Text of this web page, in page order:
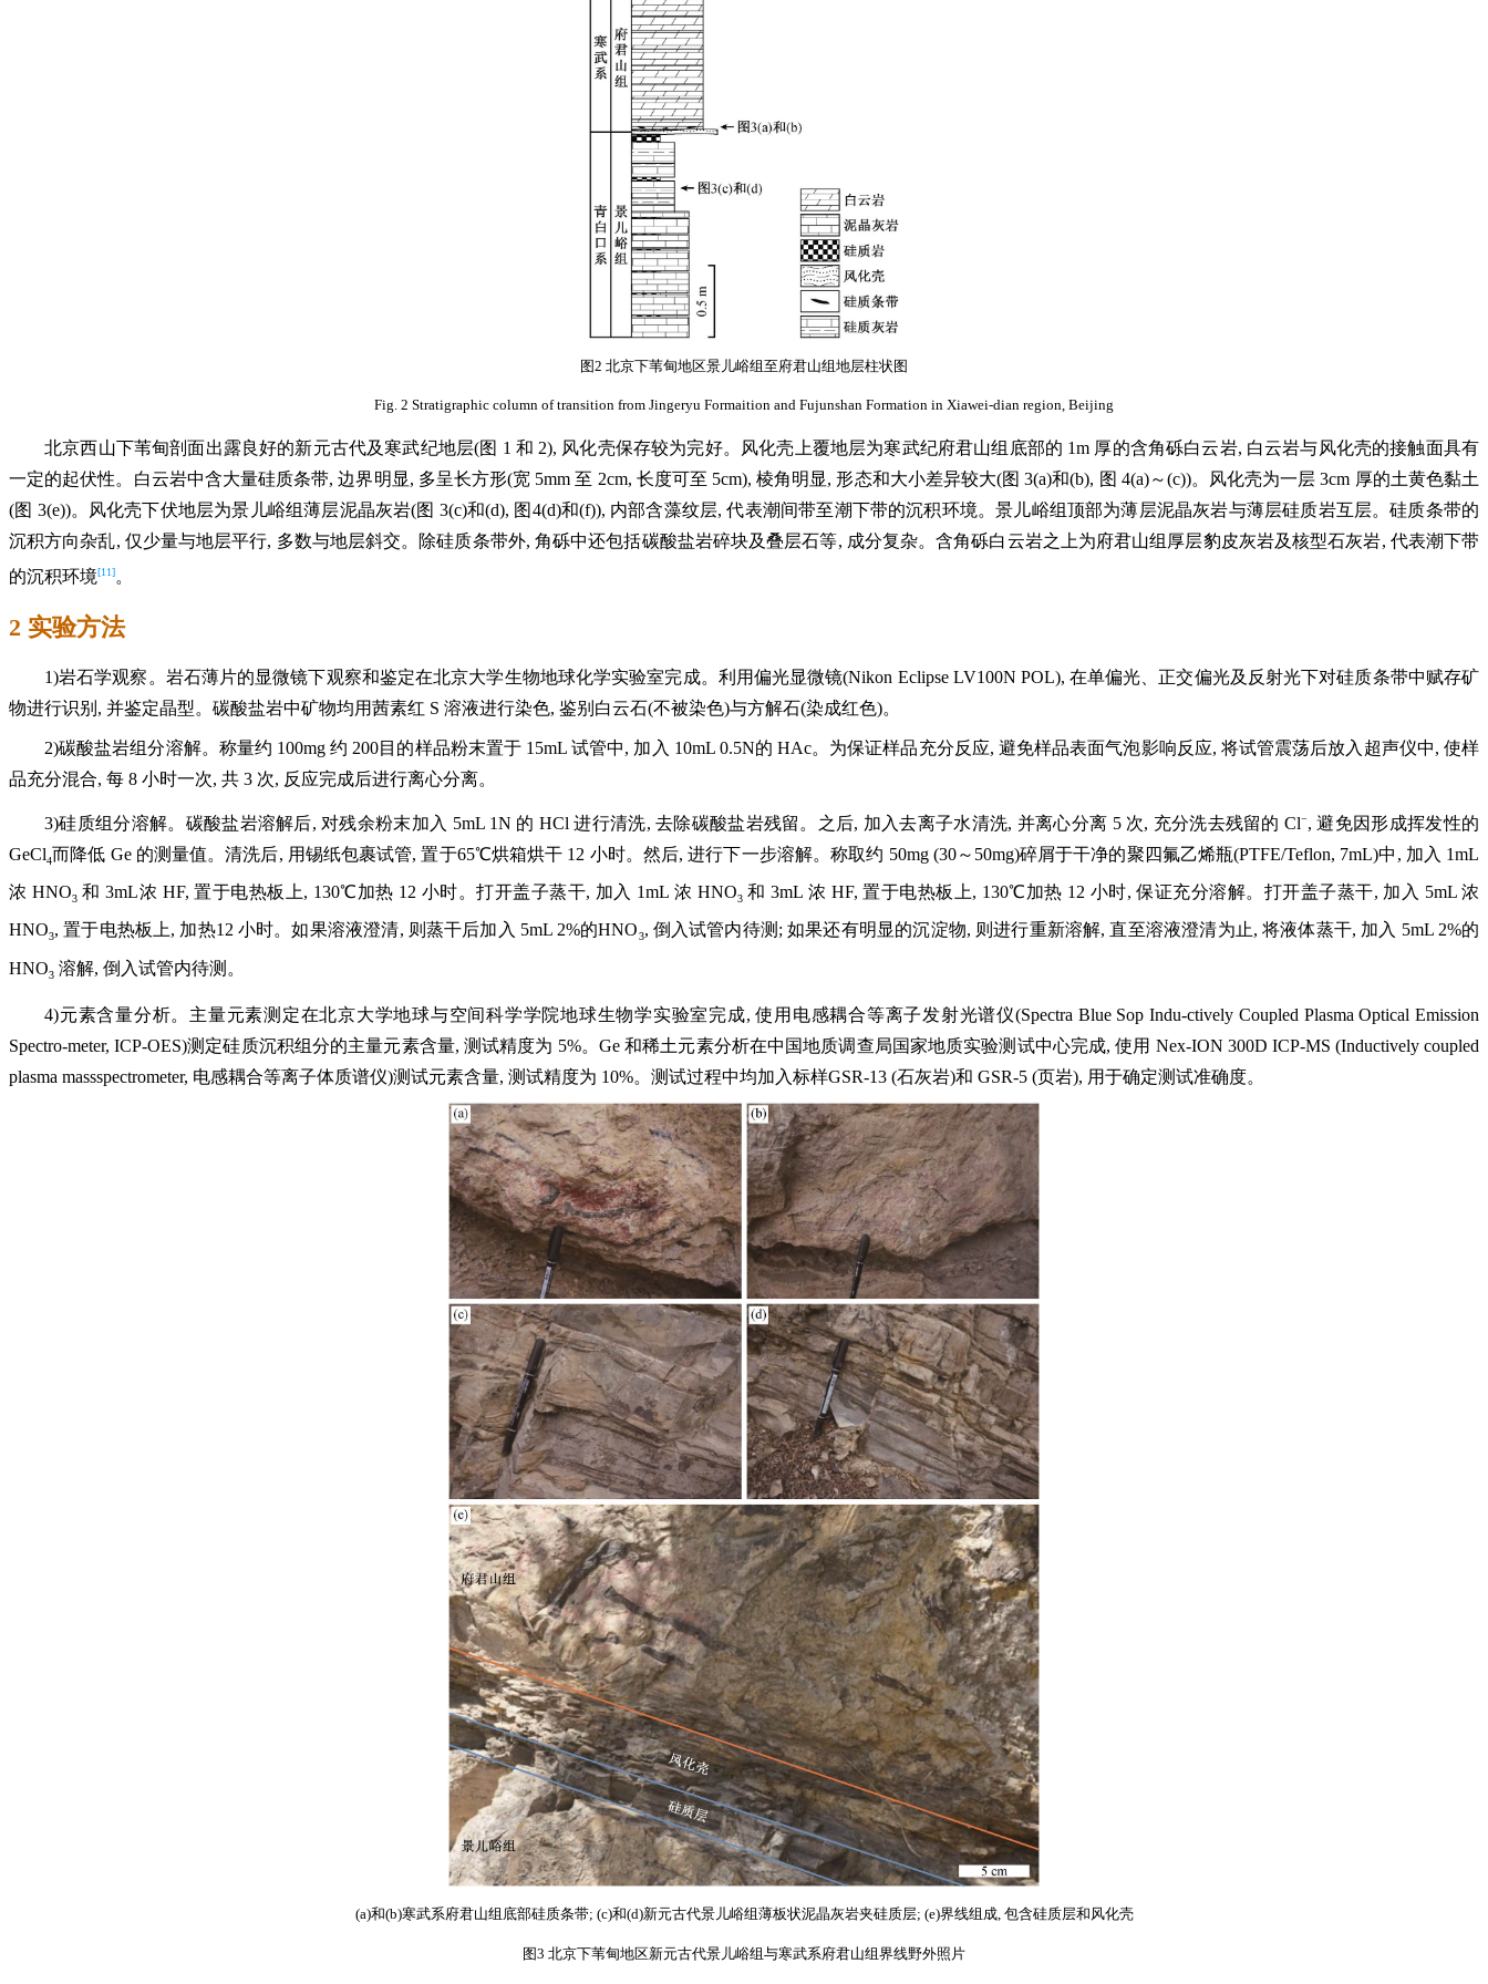
图2 北京下苇甸地区景儿峪组至府君山组地层柱状图
Fig. 2 Stratigraphic column of transition from Jingeryu Formaition and Fujunshan Formation in Xiawei-dian region, Beijing
北京西山下苇甸剖面出露良好的新元古代及寒武纪地层(图 1 和 2), 风化壳保存较为完好。风化壳上覆地层为寒武纪府君山组底部的 1m 厚的含角砾白云岩, 白云岩与风化壳的接触面具有
一定的起伏性。白云岩中含大量硅质条带, 边界明显, 多呈长方形(宽 5mm 至 2cm, 长度可至 5cm), 棱角明显, 形态和大小差异较大(图 3(a)和(b), 图 4(a)～(c))。风化壳为一层 3cm 厚的土黄色黏土
(图 3(e))。风化壳下伏地层为景儿峪组薄层泥晶灰岩(图 3(c)和(d), 图4(d)和(f)), 内部含藻纹层, 代表潮间带至潮下带的沉积环境。景儿峪组顶部为薄层泥晶灰岩与薄层硅质岩互层。硅质条带的
沉积方向杂乱, 仅少量与地层平行, 多数与地层斜交。除硅质条带外, 角砾中还包括碳酸盐岩碎块及叠层石等, 成分复杂。含角砾白云岩之上为府君山组厚层豹皮灰岩及核型石灰岩, 代表潮下带
的沉积环境[11]。
2 实验方法
1)岩石学观察。岩石薄片的显微镜下观察和鉴定在北京大学生物地球化学实验室完成。利用偏光显微镜(Nikon Eclipse LV100N POL), 在单偏光、正交偏光及反射光下对硅质条带中赋存矿
物进行识别, 并鉴定晶型。碳酸盐岩中矿物均用茜素红 S 溶液进行染色, 鉴别白云石(不被染色)与方解石(染成红色)。
2)碳酸盐岩组分溶解。称量约 100mg 约 200目的样品粉末置于 15mL 试管中, 加入 10mL 0.5N的 HAc。为保证样品充分反应, 避免样品表面气泡影响反应, 将试管震荡后放入超声仪中, 使样
品充分混合, 每 8 小时一次, 共 3 次, 反应完成后进行离心分离。
3)硅质组分溶解。碳酸盐岩溶解后, 对残余粉末加入 5mL 1N 的 HCl 进行清洗, 去除碳酸盐岩残留。之后, 加入去离子水清洗, 并离心分离 5 次, 充分洗去残留的 Cl−, 避免因形成挥发性的
GeCl4而降低 Ge 的测量值。清洗后, 用锡纸包裹试管, 置于65℃烘箱烘干 12 小时。然后, 进行下一步溶解。称取约 50mg (30～50mg)碎屑于干净的聚四氟乙烯瓶(PTFE/Teflon, 7mL)中, 加入 1mL
浓 HNO3 和 3mL浓 HF, 置于电热板上, 130℃加热 12 小时。打开盖子蒸干, 加入 1mL 浓 HNO3和 3mL 浓 HF, 置于电热板上, 130℃加热 12 小时, 保证充分溶解。打开盖子蒸干, 加入 5mL 浓
HNO3, 置于电热板上, 加热12 小时。如果溶液澄清, 则蒸干后加入 5mL 2%的HNO3, 倒入试管内待测; 如果还有明显的沉淀物, 则进行重新溶解, 直至溶液澄清为止, 将液体蒸干, 加入 5mL 2%的
HNO3 溶解, 倒入试管内待测。
4)元素含量分析。主量元素测定在北京大学地球与空间科学学院地球生物学实验室完成, 使用电感耦合等离子发射光谱仪(Spectra Blue Sop Indu-ctively Coupled Plasma Optical Emission
Spectro-meter, ICP-OES)测定硅质沉积组分的主量元素含量, 测试精度为 5%。Ge 和稀土元素分析在中国地质调查局国家地质实验测试中心完成, 使用 Nex-ION 300D ICP-MS (Inductively coupled
plasma massspectrometer, 电感耦合等离子体质谱仪)测试元素含量, 测试精度为 10%。测试过程中均加入标样GSR-13 (石灰岩)和 GSR-5 (页岩), 用于确定测试准确度。
(a)和(b)寒武系府君山组底部硅质条带; (c)和(d)新元古代景儿峪组薄板状泥晶灰岩夹硅质层; (e)界线组成, 包含硅质层和风化壳
图3 北京下苇甸地区新元古代景儿峪组与寒武系府君山组界线野外照片